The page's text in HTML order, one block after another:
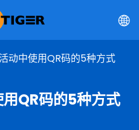
动中使用QR码的5种方式
QR码的5种方式